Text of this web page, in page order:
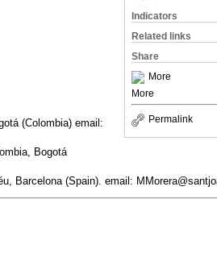
Indicators
Related links
Share
More
More
Permalink
(Colombia) email:
Bogotá
Barcelona (Spain). email: